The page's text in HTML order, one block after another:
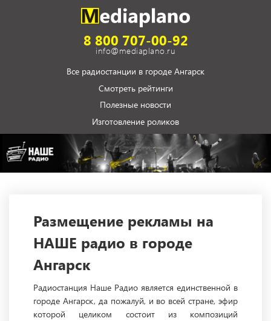
8 800 707-00-92
info@mediaplano.ru
Все радиостанции в городе Ангарск
Смотреть рейтинги
Полезные новости
Изготовление роликов
Размещение рекламы на
НАШЕ радио в городе
Ангарск
Радиостанция Наше Радио является единственной в
городе Ангарск, да пожалуй, и во всей стране, эфир
которой целиком состоит из композиций